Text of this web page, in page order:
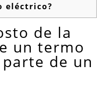
eléctrico?
de la
un termo
de un